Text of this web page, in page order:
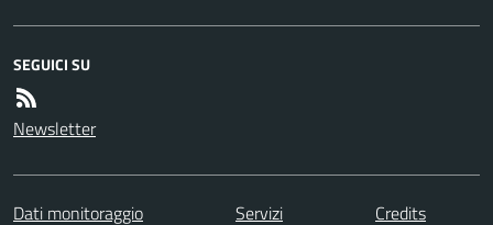
SEGUICI SU
Newsletter
Dati monitoraggio Servizi Credits